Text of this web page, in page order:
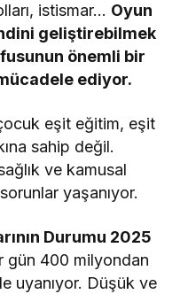
istismar… Oyun
geliştirebilmek
önemli bir
ediyor.
eşit eğitim, eşit
sahip değil.
ve kamusal
yaşanıyor.
Durumu 2025
gün 400 milyondan
uyanıyor. Düşük ve